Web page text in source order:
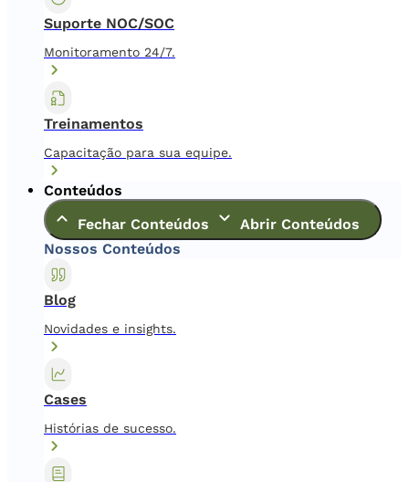
Suporte NOC/SOC
Monitoramento 24/7.
Treinamentos
Capacitação para sua equipe.
Conteúdos
Fechar Conteúdos
Abrir Conteúdos
Nossos Conteúdos
Blog
Novidades e insights.
Cases
Histórias de sucesso.